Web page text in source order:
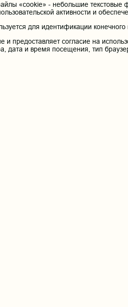
«cookie» - небольшие
активности и
для идентификации конечного
и предоставляет согласие на
дата и время посещения, тип